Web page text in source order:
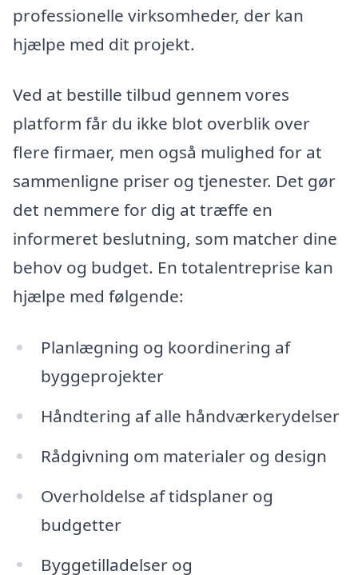
professionelle virksomheder, der kan
hjælpe med dit projekt.
Ved at bestille tilbud gennem vores
platform får du ikke blot overblik over
flere firmaer, men også mulighed for at
sammenligne priser og tjenester. Det gør
det nemmere for dig at træffe en
informeret beslutning, som matcher dine
behov og budget. En totalentreprise kan
hjælpe med følgende:
Planlægning og koordinering af
byggeprojekter
Håndtering af alle håndværkerydelser
Rådgivning om materialer og design
Overholdelse af tidsplaner og
budgetter
Byggetilladelser og